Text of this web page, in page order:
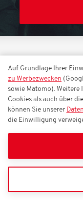
EVENTS
Özcan
Sonntag,
Auf Grundlage Ihrer
zu Werbezwecken
sowie Matomo).
Cookies als auch über
können Sie unserer
die Einwilligung